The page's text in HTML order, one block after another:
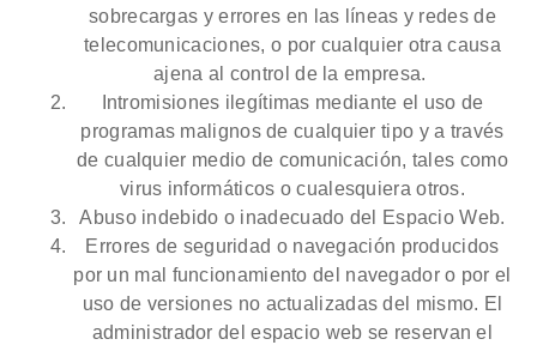
sobrecargas y errores en las líneas y redes de
telecomunicaciones, o por cualquier otra causa
ajena al control de la empresa.
Intromisiones ilegítimas mediante el uso de
programas malignos de cualquier tipo y a través
de cualquier medio de comunicación, tales como
virus informáticos o cualesquiera otros.
Abuso indebido o inadecuado del Espacio Web.
Errores de seguridad o navegación producidos
por un mal funcionamiento del navegador o por el
uso de versiones no actualizadas del mismo. El
administrador del espacio web se reservan el